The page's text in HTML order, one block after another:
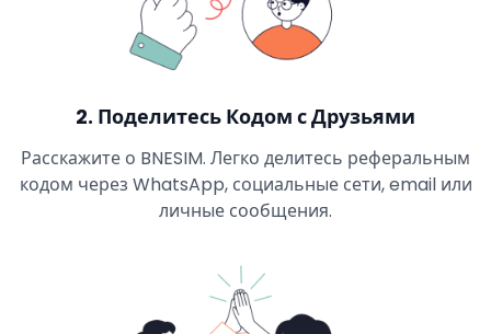
2. Поделитесь Кодом с Друзьями
Расскажите о BNESIM. Легко делитесь реферальным
кодом через WhatsApp, социальные сети, email или
личные сообщения.